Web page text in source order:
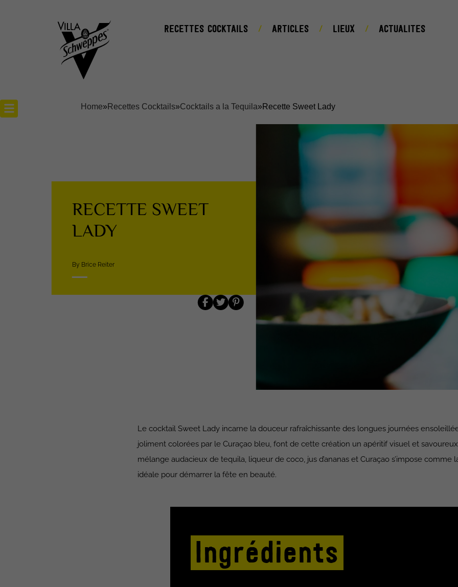
RECETTES COCKTAILS ARTICLES LIEUX ACTUALITES
Actualités
Home» Recettes Cocktails»Cocktails a la Tequila» Recette Sweet Lady
RECETTE SWEET
LADY
By Brice Reiter
Le cocktail Sweet Lady incarne la douceur rafraîchissante des longues journées
joliment colorées par le Curaçao bleu, font de cette création un apéritif visuel et
mélange audacieux de tequila, liqueur de coco, jus d’ananas et Curaçao s’impose comme
idéale pour démarrer la fête en beauté.
Ingrédients